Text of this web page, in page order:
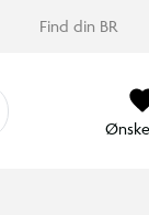
Find din BR